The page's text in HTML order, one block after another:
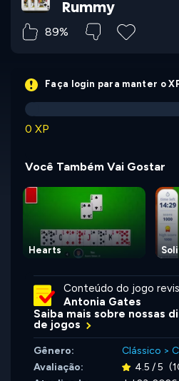
Rummy
89%
Faça login para manter o
0 XP
Você Também Vai Gostar
Hearts
Conteúdo do jogo
Antonia Gates
Saiba mais sobre nossas
de jogos
Gênero: Clássico >
Avaliação:
4.5 / 5